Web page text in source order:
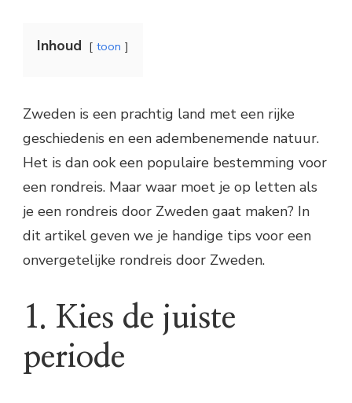
Inhoud toon
Zweden is een prachtig land met een rijke
geschiedenis en een adembenemende natuur.
Het is dan ook een populaire bestemming voor
een rondreis. Maar waar moet je op letten als
je een rondreis door Zweden gaat maken? In
dit artikel geven we je handige tips voor een
onvergetelijke rondreis door Zweden.
1. Kies de juiste
periode